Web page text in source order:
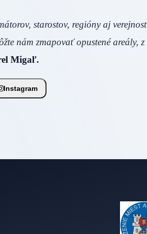
starostov, regióny aj
nám zmapovať opustené areály,
Migaľ.
Instagram